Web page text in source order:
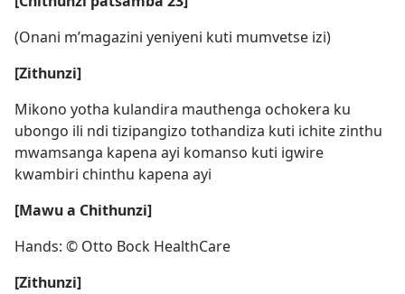
(Onani m’magazini yeniyeni kuti mumvetse izi)
[Zithunzi]
Mikono yotha kulandira mauthenga ochokera ku
ubongo ili ndi tizipangizo tothandiza kuti ichite zinthu
mwamsanga kapena ayi komanso kuti igwire
kwambiri chinthu kapena ayi
[Mawu a Chithunzi]
Hands: © Otto Bock HealthCare
[Zithunzi]